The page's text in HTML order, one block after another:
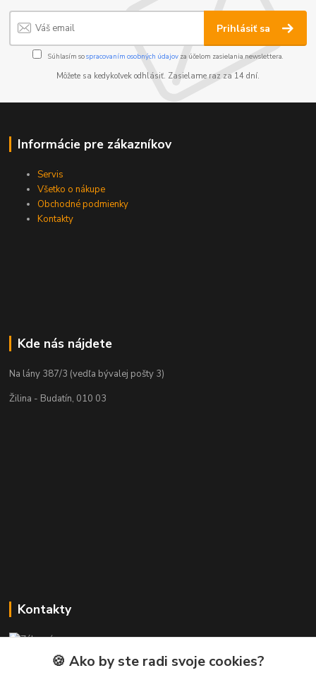
Prihlásiť sa
Súhlasím sospracovaním osobných údajov za účelom zasielania newslettera.
Môžete sa kedykoľvek odhlásiť. Zasielame raz za 14 dní.
Informácie pre zákazníkov
Servis
Všetko o nákupe
Obchodné podmienky
Kontakty
Kde nás nájdete
Na lány 387/3 (vedľa bývalej pošty 3)
Žilina - Budatín, 010 03
Kontakty
+421 911 010 560
Po-Pia, 13-17 hod.
🍪 Ako by ste radi svoje cookies?